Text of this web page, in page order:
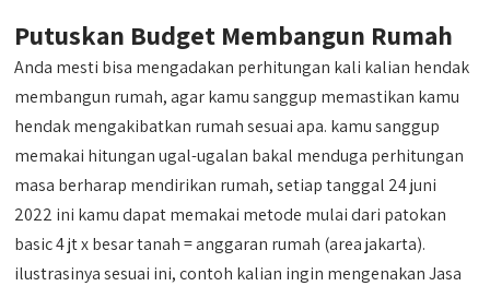
Putuskan Budget Membangun Rumah
Anda mesti bisa mengadakan perhitungan kali kalian hendak
membangun rumah, agar kamu sanggup memastikan kamu
hendak mengakibatkan rumah sesuai apa. kamu sanggup
memakai hitungan ugal-ugalan bakal menduga perhitungan
masa berharap mendirikan rumah, setiap tanggal 24 juni
2022 ini kamu dapat memakai metode mulai dari patokan
basic 4 jt x besar tanah = anggaran rumah (area jakarta).
ilustrasinya sesuai ini, contoh kalian ingin mengenakan Jasa